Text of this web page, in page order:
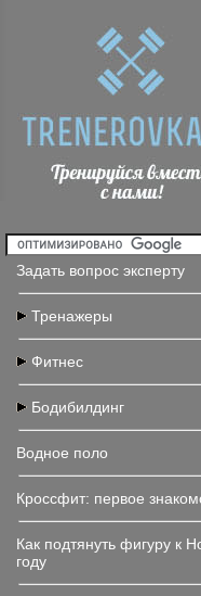
Задать вопрос эксперту
Тренажеры
Фитнес
Бодибилдинг
Водное поло
Кроссфит: первое
Как подтянуть фигуру к
году